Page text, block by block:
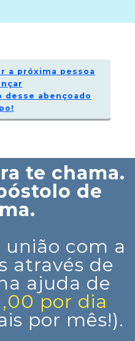
a próxima pessoa
desse abençoado
te chama.
de
com a
através de
ajuda de
por dia
por mês!).